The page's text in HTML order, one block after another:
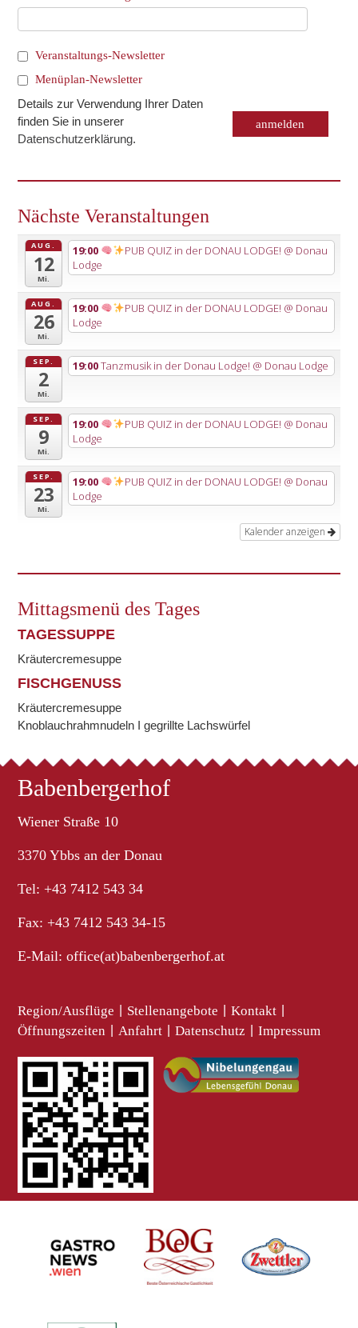
Veranstaltungs-Newsletter
Menüplan-Newsletter
Details zur Verwendung Ihrer Daten
finden Sie in unserer
Datenschutzerklärung.
Nächste Veranstaltungen
AUG.
12
Mi.
19:00 PUB QUIZ in der DONAU LODGE! @ Donau
Lodge
AUG.
26
Mi.
19:00 PUB QUIZ in der DONAU LODGE! @ Donau
Lodge
SEP.
2
Mi.
19:00Tanzmusik in der Donau Lodge! @ Donau Lodge
SEP.
9
Mi.
19:00 PUB QUIZ in der DONAU LODGE! @ Donau
Lodge
SEP.
23
Mi.
19:00 PUB QUIZ in der DONAU LODGE! @ Donau
Lodge
Kalender anzeigen
Mittagsmenü des Tages
TAGESSUPPE
Kräutercremesuppe
FISCHGENUSS
Kräutercremesuppe
Knoblauchrahmnudeln I gegrillte Lachswürfel
Babenbergerhof
Wiener Straße 10
3370 Ybbs an der Donau
Tel: +43 7412 543 34
Fax: +43 7412 543 34-15
E-Mail:office(at)babenbergerhof.at
Region/Ausflüge Stellenangebote Kontakt
Öffnungszeiten Anfahrt Datenschutz Impressum